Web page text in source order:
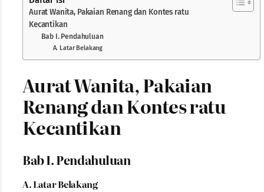
Aurat Wanita, Pakaian Renang dan Kontes ratu
Kecantikan
Bab I. Pendahuluan
A. Latar Belakang
Aurat Wanita, Pakaian
Renang dan Kontes ratu
Kecantikan
Bab I. Pendahuluan
A. Latar Belakang